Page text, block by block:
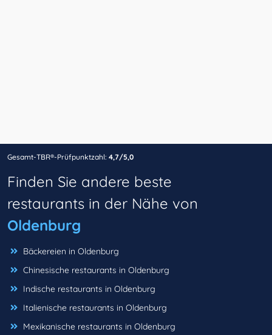
Gesamt-TBR®-Prüfpunktzahl: 4,7/5,0
Finden Sie andere beste
restaurants in der Nähe von
Oldenburg
Bäckereien in Oldenburg
Chinesische restaurants in Oldenburg
Indische restaurants in Oldenburg
Italienische restaurants in Oldenburg
Mexikanische restaurants in Oldenburg